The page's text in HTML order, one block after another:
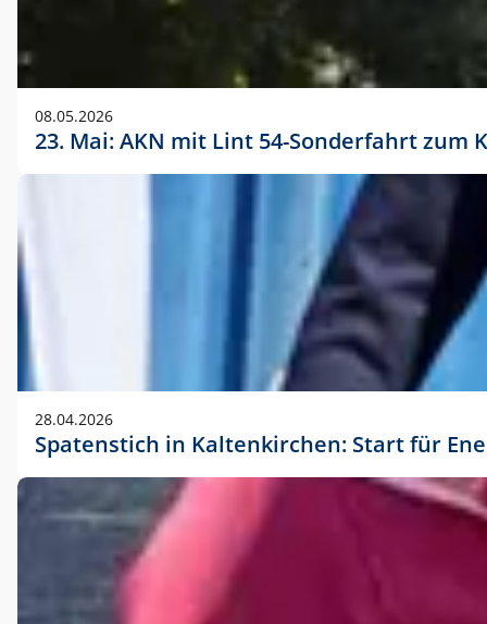
08.05.2026
23. Mai: AKN mit Lint 54-Sonderfahrt
28.04.2026
Spatenstich in Kaltenkirchen: Start für